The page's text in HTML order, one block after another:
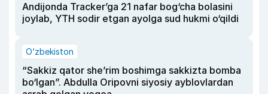
Andijonda Tracker’ga 21 nafar bog‘cha bolasini
joylab, YTH sodir etgan ayolga sud hukmi o‘qildi
O‘zbekiston
“Sakkiz qator she’rim boshimga sakkizta bomba
bo‘lgan”. Abdulla Oripovni siyosiy ayblovlardan